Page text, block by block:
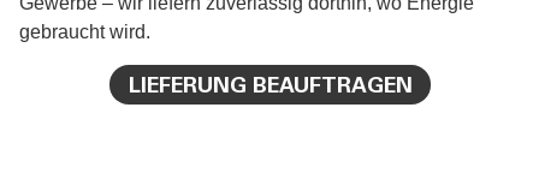
gebraucht wird.
LIEFERUNG BEAUFTRAGEN